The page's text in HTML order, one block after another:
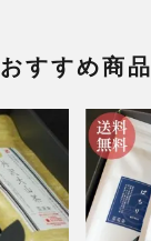
おすすめ商品